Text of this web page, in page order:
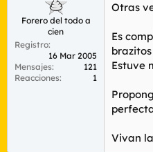
e
a
Forero del todo a
cien
Registro
16 Mar 2005
Mensajes
121
Reacciones
1
Otras
Es
Estuve
Vivan